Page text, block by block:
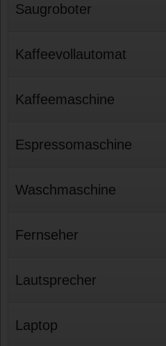
Saugroboter
Kaffeevollautomat
Kaffeemaschine
Espressomaschine
Waschmaschine
Fernseher
Lautsprecher
Laptop